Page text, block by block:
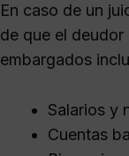
En caso de un
de que el
embargados
Salarios y
Cuentas